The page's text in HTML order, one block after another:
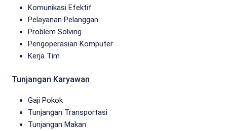
Komunikasi Efektif
Pelayanan Pelanggan
Problem Solving
Pengoperasian Komputer
Kerja Tim
Tunjangan Karyawan
Gaji Pokok
Tunjangan Transportasi
Tunjangan Makan